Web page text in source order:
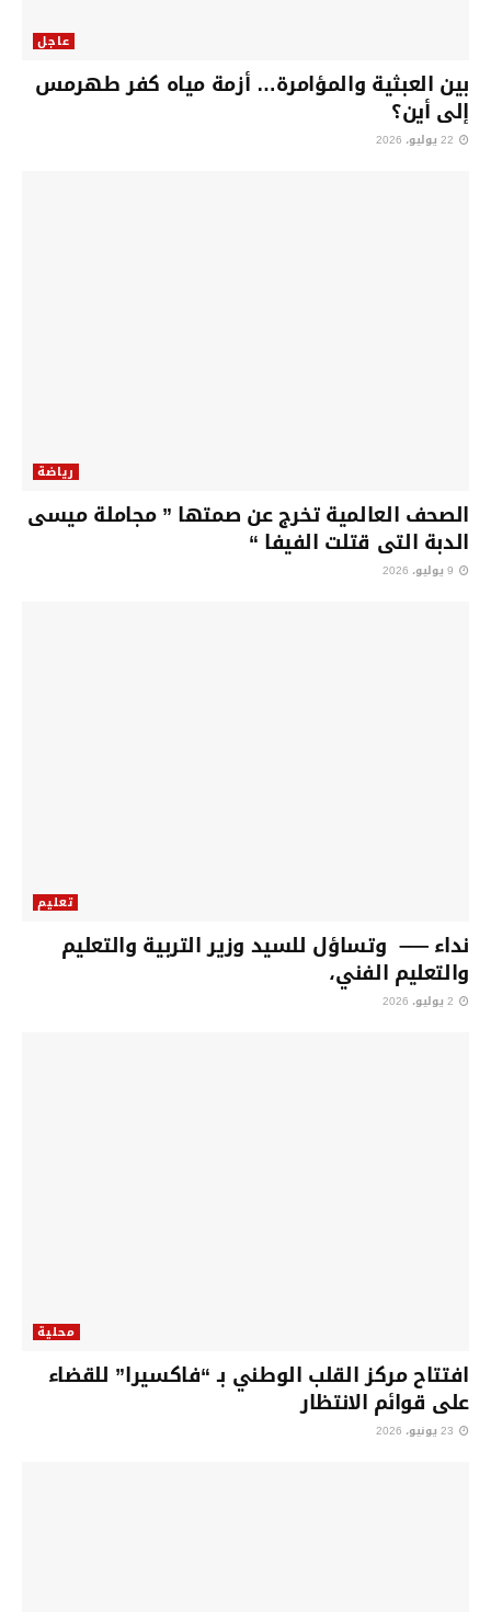
عاجل
بين العبثية والمؤامرة… أزمة مياه كفر طهرمس
إلى أين؟
رياضة
الصحف العالمية تخرج عن صمتها ” مجاملة ميسى
الدبة التى قتلت الفيفا “
تعليم
نداء —– وتساؤل للسيد وزير التربية والتعليم
والتعليم الفني،
محلية
افتتاح مركز القلب الوطني بـ “فاكسيرا” للقضاء
على قوائم الانتظار